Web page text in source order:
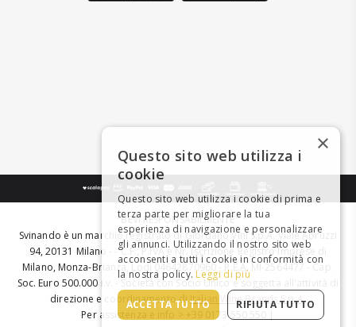
BEVI RESPONSABILMENTE
Svinando è un marchio registrato di Giordano Vini S.p.A. Viale Abruzzi
94, 20131 Milano - - C.F., P.IVA e Nr. Iscrizione Registro Imprese di
Milano, Monza-Brianza, Lodi 04642870960 - R.E.A. MI-2564477 - Cap.
Soc. Euro 500.000 i.v. - Società con Socio Unico e soggetta all'attività di
direzione e coordinamento diItalian Wine Brands S.p.A.
Per assistenza e info > +39 0173 550 550 |
×
Questo sito web utilizza i
cookie
Questo sito web utilizza i cookie di prima e
terza parte per migliorare la tua
esperienza di navigazione e personalizzare
gli annunci. Utilizzando il nostro sito web
acconsenti a tutti i cookie in conformità con
la nostra policy. Leggi di più
ACCETTA TUTTO RIFIUTA TUTTO